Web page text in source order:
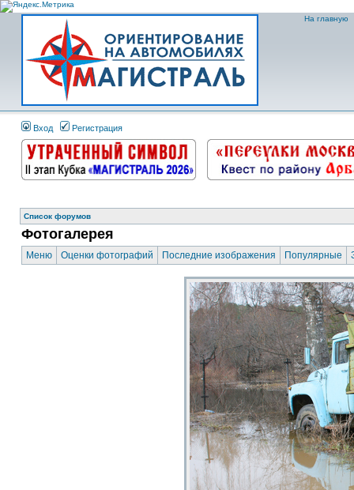
На главную
Вход Регистрация
Список форумов
Фотогалерея
Меню Оценки фотографий Последние изображения Популярные